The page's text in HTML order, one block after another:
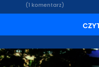
(1 komentarz)